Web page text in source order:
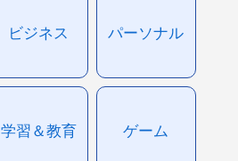
ビジネス パーソナル
学習＆教育 ゲーム